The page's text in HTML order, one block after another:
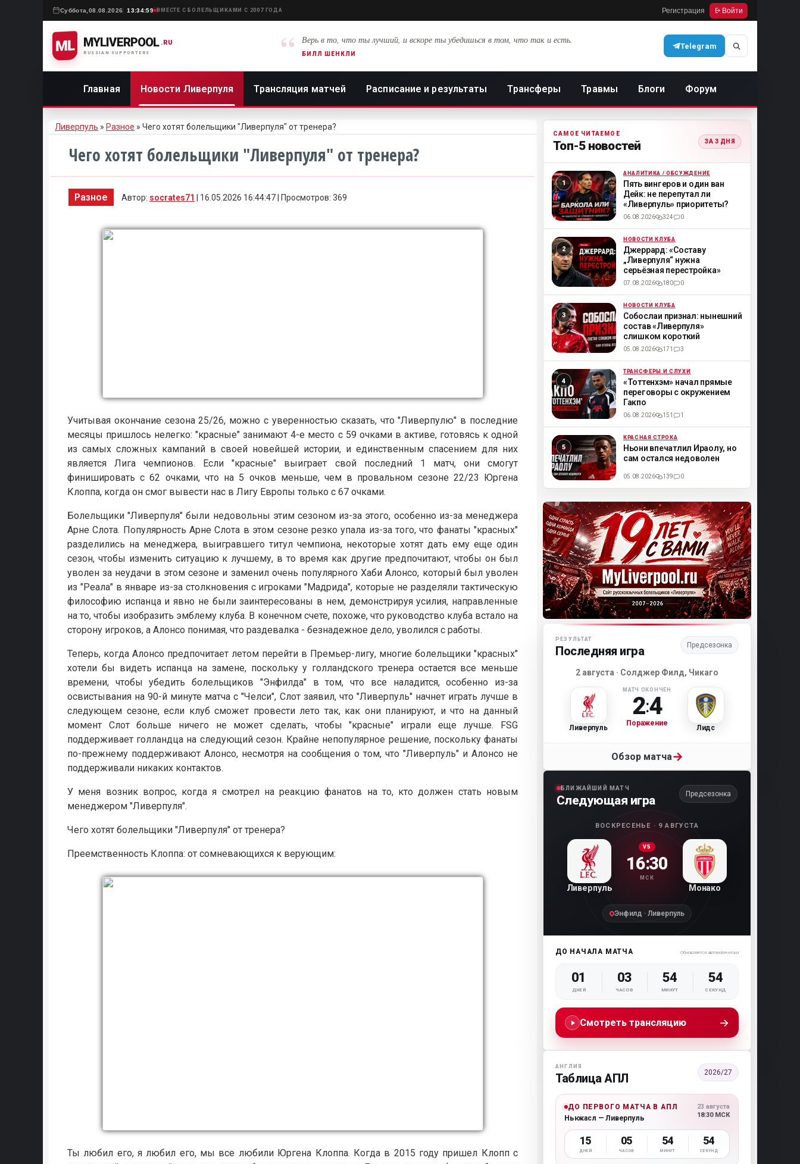
Суббота, 08.08.2026 13:34:59 ВМЕСТЕ С БОЛЕЛЬЩИКАМИ С 2007 ГОДА Регистрация Войти
ML MYLIVERPOOL
RUSSIAN SUPPORTERS
.RU “ Верь в то, что ты лучший, и вскоре ты убедишься в том, что так и есть.
БИЛЛ ШЕНКЛИ
Telegram
Главная Новости Ливерпуля Трансляция матчей Расписание и результаты Трансферы Травмы Блоги Форум
Ливерпуль » Разное » Чего хотят болельщики "Ливерпуля" от тренера?
Чего хотят болельщики "Ливерпуля" от тренера?
Разное Автор: socrates71 | 16.05.2026 16:44:47 | Просмотров: 369
Учитывая окончание сезона 25/26, можно с уверенностью сказать, что "Ливерпулю" в последние
месяцы пришлось нелегко: "красные" занимают 4-е место с 59 очками в активе, готовясь к одной
из самых сложных кампаний в своей новейшей истории, и единственным спасением для них
является Лига чемпионов. Если "красные" выиграет свой последний 1 матч, они смогут
финишировать с 62 очками, что на 5 очков меньше, чем в провальном сезоне 22/23 Юргена
Клоппа, когда он смог вывести нас в Лигу Европы только с 67 очками.
Болельщики "Ливерпуля" были недовольны этим сезоном из-за этого, особенно из-за менеджера
Арне Слота. Популярность Арне Слота в этом сезоне резко упала из-за того, что фанаты "красных"
разделились на менеджера, выигравшего титул чемпиона, некоторые хотят дать ему еще один
сезон, чтобы изменить ситуацию к лучшему, в то время как другие предпочитают, чтобы он был
уволен за неудачи в этом сезоне и заменил очень популярного Хаби Алонсо, который был уволен
из "Реала" в январе из-за столкновения с игроками "Мадрида", которые не разделяли тактическую
философию испанца и явно не были заинтересованы в нем, демонстрируя усилия, направленные
на то, чтобы изобразить эмблему клуба. В конечном счете, похоже, что руководство клуба встало на
сторону игроков, а Алонсо понимая, что раздевалка - безнадежное дело, уволился с работы.
Теперь, когда Алонсо предпочитает летом перейти в Премьер-лигу, многие болельщики "красных"
хотели бы видеть испанца на замене, поскольку у голландского тренера остается все меньше
времени, чтобы убедить болельщиков "Энфилда" в том, что все наладится, особенно из-за
освистывания на 90-й минуте матча с "Челси", Слот заявил, что "Ливерпуль" начнет играть лучше в
следующем сезоне, если клуб сможет провести лето так, как они планируют, и что на данный
момент Слот больше ничего не может сделать, чтобы "красные" играли еще лучше. FSG
поддерживает голландца на следующий сезон. Крайне непопулярное решение, поскольку фанаты
по-прежнему поддерживают Алонсо, несмотря на сообщения о том, что "Ливерпуль" и Алонсо не
поддерживали никаких контактов.
У меня возник вопрос, когда я смотрел на реакцию фанатов на то, кто должен стать новым
менеджером "Ливерпуля".
Чего хотят болельщики "Ливерпуля" от тренера?
Преемственность Клоппа: от сомневающихся к верующим:
Ты любил его, я любил его, мы все любили Юргена Клоппа. Когда в 2015 году пришел Клопп с
САМОЕ ЧИТАЕМОЕ
Топ-5 новостей ЗА 3 ДНЯ
ML АНАЛИТИКА / ОБСУЖДЕНИЕ
Пять вингеров и один ван
Дейк: не перепутал ли
«Ливерпуль» приоритеты?
06.08.2026 324 0
ML НОВОСТИ КЛУБА
Джеррард: «Составу
„Ливерпуля“ нужна
серьёзная перестройка»
07.08.2026 180 0
ML НОВОСТИ КЛУБА
Собослаи признал: нынешний
состав «Ливерпуля»
слишком короткий
05.08.2026 171 3
ML ТРАНСФЕРЫ И СЛУХИ
«Тоттенхэм» начал прямые
переговоры с окружением
Гакпо
06.08.2026 151 1
ML КРАСНАЯ СТРОКА
Ньони впечатлил Ираолу, но
сам остался недоволен
05.08.2026 139 0
Матч-центр «Ливерпуля»
РЕЗУЛЬТАТ
Последняя игра Предсезонка
2 августа · Солджер Филд, Чикаго
Ливерпуль
МАТЧ ОКОНЧЕН
2:4
Поражение
Лидс
Обзор матча→
БЛИЖАЙШИЙ МАТЧ
Следующая игра Предсезонка
ВОСКРЕСЕНЬЕ · 9 АВГУСТА
Ливерпуль
VS
16:30
МСК
Монако
Энфилд · Ливерпуль
ДО НАЧАЛА МАТЧА Обновляется автоматически
01
ДНЕЙ
03
ЧАСОВ
54
МИНУТ
53
СЕКУНД
Смотреть трансляцию →
АНГЛИЯ
Таблица АПЛ 2026/27
ДО ПЕРВОГО МАТЧА В АПЛ
Ньюкасл — Ливерпуль
23 августа
18:30 МСК
15
ДНЕЙ
05
ЧАСОВ
54
МИНУТ
53
СЕКУНД